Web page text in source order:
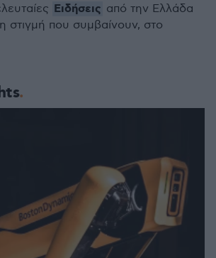
Ειδήσεις από την Ελλάδα
στιγμή που συμβαίνουν, στο